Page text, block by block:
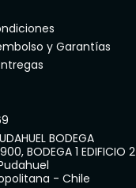
y Garantías
BODEGA
BODEGA 1 EDIFICIO 2
- Chile